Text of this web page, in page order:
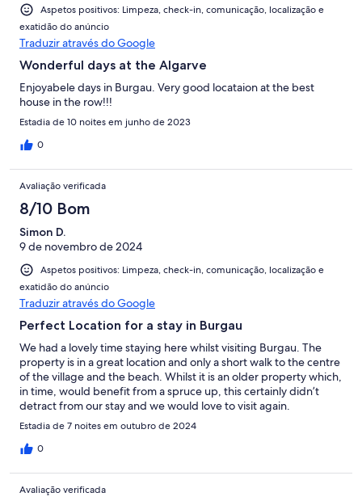
Aspetos positivos: Limpeza, check-in, comunicação, localização e
exatidão do anúncio
Traduzir através do Google
Wonderful days at the Algarve
Enjoyabele days in Burgau. Very good locataion at the best
house in the row!!!
Estadia de 10 noites em junho de 2023
0
Avaliação verificada
8/10 Bom
Simon D.
9 de novembro de 2024
Aspetos positivos: Limpeza, check-in, comunicação, localização e
exatidão do anúncio
Traduzir através do Google
Perfect Location for a stay in Burgau
We had a lovely time staying here whilst visiting Burgau. The
property is in a great location and only a short walk to the centre
of the village and the beach. Whilst it is an older property which,
in time, would benefit from a spruce up, this certainly didn’t
detract from our stay and we would love to visit again.
Estadia de 7 noites em outubro de 2024
0
Avaliação verificada